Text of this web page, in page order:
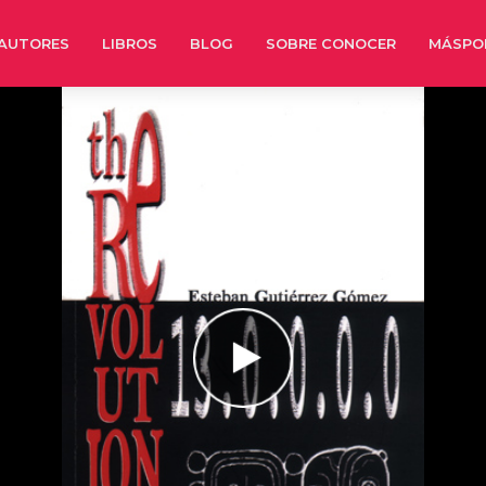
LIBROS BLOG SOBRE CONOCER